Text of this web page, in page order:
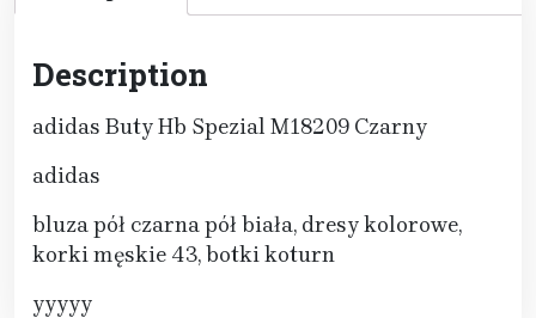
Description
adidas Buty Hb Spezial M18209 Czarny
adidas
bluza pół czarna pół biała, dresy kolorowe,
korki męskie 43, botki koturn
yyyyy